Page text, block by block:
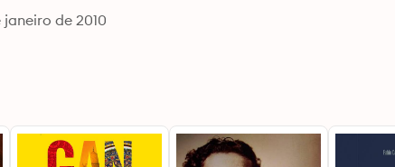
de 2010